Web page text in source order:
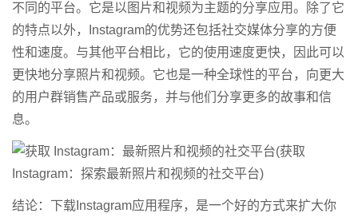
不同的平台。它是以图片和视频为主题的分享应用。除了它
的特点以外，Instagram的优势还包括社交媒体分享的方便
性和速度。与其他平台相比，它的使用速度更快，因此可以
更快地分享照片和视频。它也是一种全球性的平台，向更大
的用户群销售产品或服务，并与他们分享更多的故事和信
息。
结论：下载Instagram应用程序，是一个好的方式来扩大你